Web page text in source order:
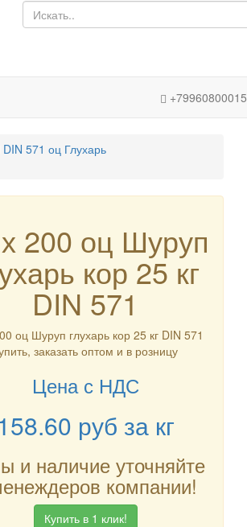
+79960800015
571 оц Глухарь
200 оц Шуруп
кор 25 кг
DIN 571
оц Шуруп глухарь кор 25 кг DIN 571
заказать оптом и в розницу
Цена с НДС
158.60 руб за кг
и наличие уточняйте
компании!
Купить в 1 клик!